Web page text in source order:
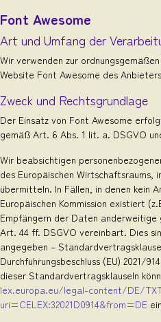
Font Awesome
Art und Umfang der
Wir verwenden zur
Website Font Awesome des
Zweck und Rechtsgrundlage
Der Einsatz von Font Awesome
gemäß Art. 6 Abs. 1 lit. a. DSGVO
Wir beabsichtigen
des Europäischen Wirtschaftsraums,
übermitteln. In Fällen, in denen kein
Europäischen Kommission existiert
Empfängern der Daten
Art. 44 ff. DSGVO vereinbart. Dies
angegeben –
Durchführungsbeschluss (EU) 2021/
dieser Standardvertragsklauseln
lex.europa.eu/legal-content/DE/
uri=CELEX:32021D0914&from=DE